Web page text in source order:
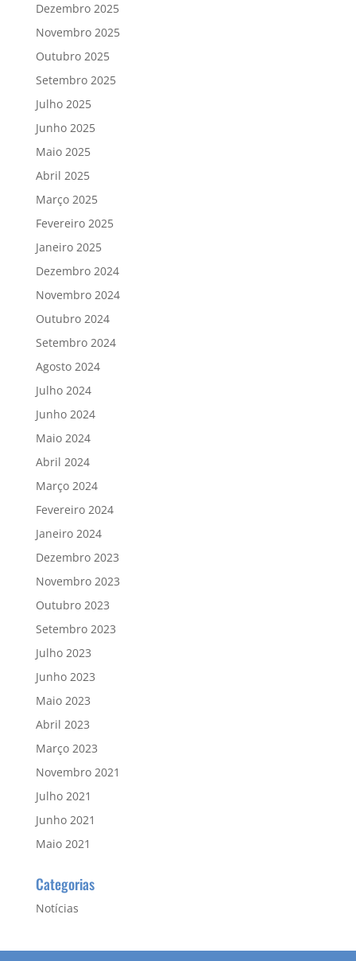
Dezembro 2025
Novembro 2025
Outubro 2025
Setembro 2025
Julho 2025
Junho 2025
Maio 2025
Abril 2025
Março 2025
Fevereiro 2025
Janeiro 2025
Dezembro 2024
Novembro 2024
Outubro 2024
Setembro 2024
Agosto 2024
Julho 2024
Junho 2024
Maio 2024
Abril 2024
Março 2024
Fevereiro 2024
Janeiro 2024
Dezembro 2023
Novembro 2023
Outubro 2023
Setembro 2023
Julho 2023
Junho 2023
Maio 2023
Abril 2023
Março 2023
Novembro 2021
Julho 2021
Junho 2021
Maio 2021
Categorias
Notícias